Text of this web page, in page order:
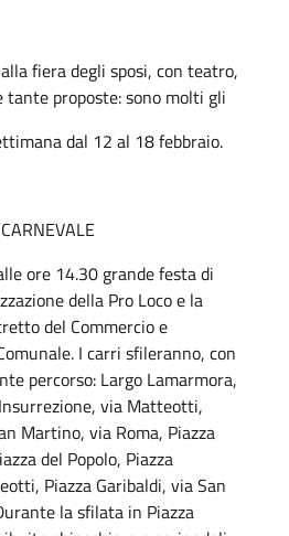
fiera degli sposi, con teatro,
proposte: sono molti gli
dal 12 al 18 febbraio.
ore 14.30 grande festa di
della Pro Loco e la
del Commercio e
I carri sfileranno, con
percorso: Largo Lamarmora,
via Matteotti,
Martino, via Roma, Piazza
del Popolo, Piazza
Piazza Garibaldi, via San
la sfilata in Piazza